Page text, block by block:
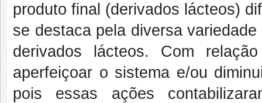
produto final (derivados lácteos)
se destaca pela diversa
derivados lácteos. Com
aperfeiçoar o sistema e/ou
pois essas ações